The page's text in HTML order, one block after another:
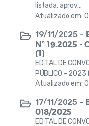
listada, aprov...
Atualizado em:
19/11/2025 -
Nº 19.2025 -
(1)
EDITAL DE
PÚBLICO - 2023
Atualizado em:
17/11/2025 -
018/2025
EDITAL DE